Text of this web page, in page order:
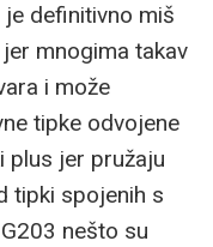
definitivno miš
mnogima takav
i može
tipke odvojene
plus jer pružaju
tipki spojenih s
nešto su